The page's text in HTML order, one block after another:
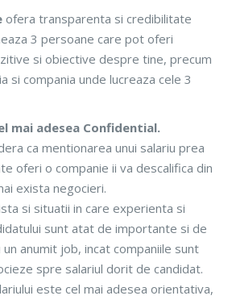
ofera transparenta si credibilitate
3 persoane care pot oferi
si obiective despre tine, precum
si compania unde lucreaza cele 3
mai adesea Confidential.
ca mentionarea unui salariu prea
oferi o companie ii va descalifica din
exista negocieri.
si situatii in care experienta si
sunt atat de importante si de
anumit job, incat companiile sunt
spre salariul dorit de candidat.
este cel mai adesea orientativa,